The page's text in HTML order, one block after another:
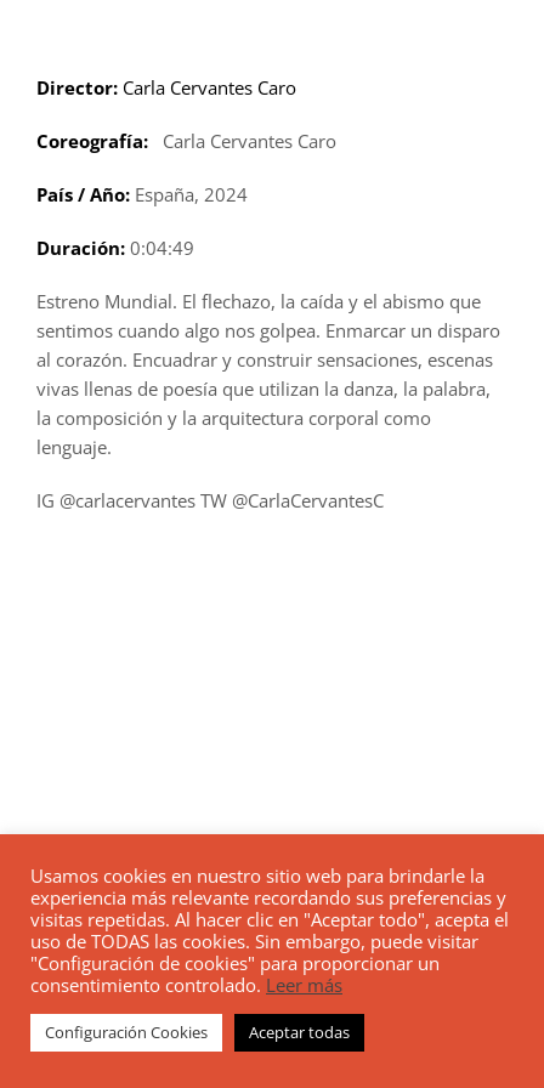
Director: Carla Cervantes Caro
Coreografía: Carla Cervantes Caro
País / Año: España, 2024
Duración: 0:04:49
Estreno Mundial. El flechazo, la caída y el abismo que
sentimos cuando algo nos golpea. Enmarcar un disparo
al corazón. Encuadrar y construir sensaciones, escenas
vivas llenas de poesía que utilizan la danza, la palabra,
la composición y la arquitectura corporal como
lenguaje.
IG @carlacervantes TW @CarlaCervantesC
Usamos cookies en nuestro sitio web para brindarle la
experiencia más relevante recordando sus preferencias y
visitas repetidas. Al hacer clic en "Aceptar todo", acepta el
uso de TODAS las cookies. Sin embargo, puede visitar
"Configuración de cookies" para proporcionar un
consentimiento controlado. Leer más
Configuración Cookies Aceptar todas